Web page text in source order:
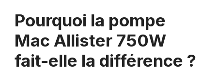
Pourquoi la pompe
Mac Allister 750W
fait-elle la différence ?